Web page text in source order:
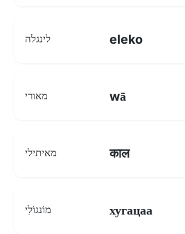
לינגלה eleko
מאורי wā
מאיתילי काल
מוֹנגוֹלִי хугацаа